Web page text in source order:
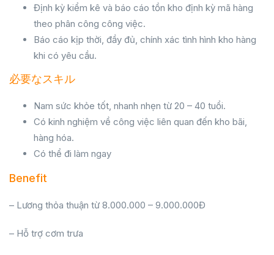
Định kỳ kiểm kê và báo cáo tồn kho định kỳ mã hàng
theo phân công công việc.
Báo cáo kịp thời, đầy đủ, chính xác tình hình kho hàng
khi có yêu cầu.
必要なスキル
Nam sức khỏe tốt, nhanh nhẹn từ 20 – 40 tuổi.
Có kinh nghiệm về công việc liên quan đến kho bãi,
hàng hóa.
Có thể đi làm ngay
Benefit
– Lương thỏa thuận từ 8.000.000 – 9.000.000Đ
– Hỗ trợ cơm trưa